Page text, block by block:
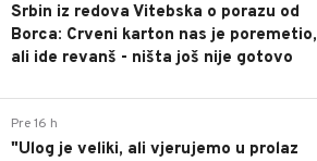
Srbin iz redova Vitebska o porazu od
Borca: Crveni karton nas je poremetio,
ali ide revanš - ništa još nije gotovo
Pre 16 h
"Ulog je veliki, ali vjerujemo u prolaz